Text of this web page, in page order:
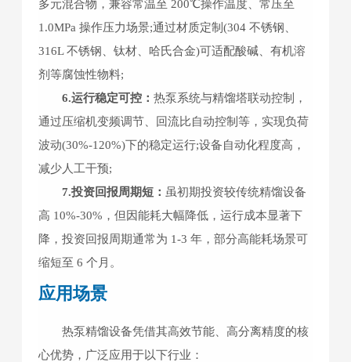
多元混合物，兼容常温至 200℃操作温度、常压至
1.0MPa 操作压力场景;通过材质定制(304 不锈钢、
316L 不锈钢、钛材、哈氏合金)可适配酸碱、有机溶
剂等腐蚀性物料;
6.运行稳定可控：热泵系统与精馏塔联动控制，
通过压缩机变频调节、回流比自动控制等，实现负荷
波动(30%-120%)下的稳定运行;设备自动化程度高，
减少人工干预;
7.投资回报周期短： 虽初期投资较传统精馏设备
高 10%-30%，但因能耗大幅降低，运行成本显著下
降，投资回报周期通常为 1-3 年，部分高能耗场景可
缩短至 6 个月。
应用场景
热泵精馏设备凭借其高效节能、高分离精度的核
心优势，广泛应用于以下行业：